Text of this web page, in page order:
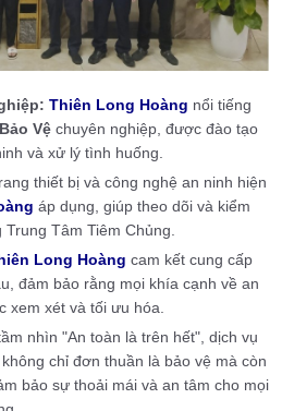
Thiên Long Hoàng nổi tiếng
Vệ chuyên nghiệp, được đào tạo
và xử lý tình huống.
thiết bị và công nghệ an ninh hiện
áp dụng, giúp theo dõi và kiểm
Tâm Tiêm Chủng.
Long Hoàng cam kết cung cấp
đảm bảo rằng mọi khía cạnh về an
xem xét và tối ưu hóa.
nhìn "An toàn là trên hết", dịch vụ
không chỉ đơn thuần là bảo vệ mà còn
bảo sự thoải mái và an tâm cho mọi